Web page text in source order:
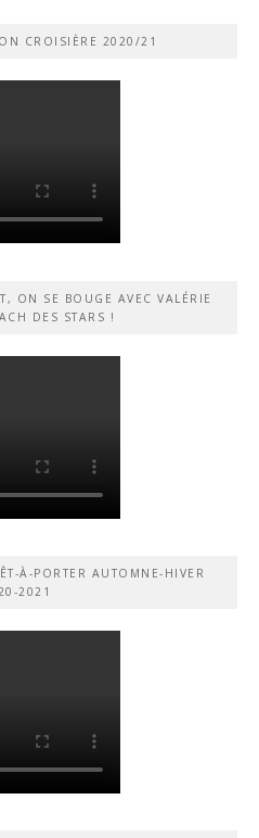
CROISIÈRE 2020/21
ON SE BOUGE AVEC VALÉRIE
DES STARS !
À-PORTER AUTOMNE-HIVER
2021